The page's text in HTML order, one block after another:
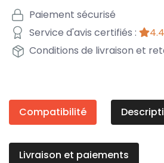
Paiement sécurisé
Service d'avis certifiés :
Conditions de livraison et
Compatibilité
Livraison et paiements